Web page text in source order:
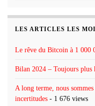
LES ARTICLES LES
Le rêve du Bitcoin à 1 000
Bilan 2024 – Toujours plus
A long terme, nous
incertitudes - 1 676 views